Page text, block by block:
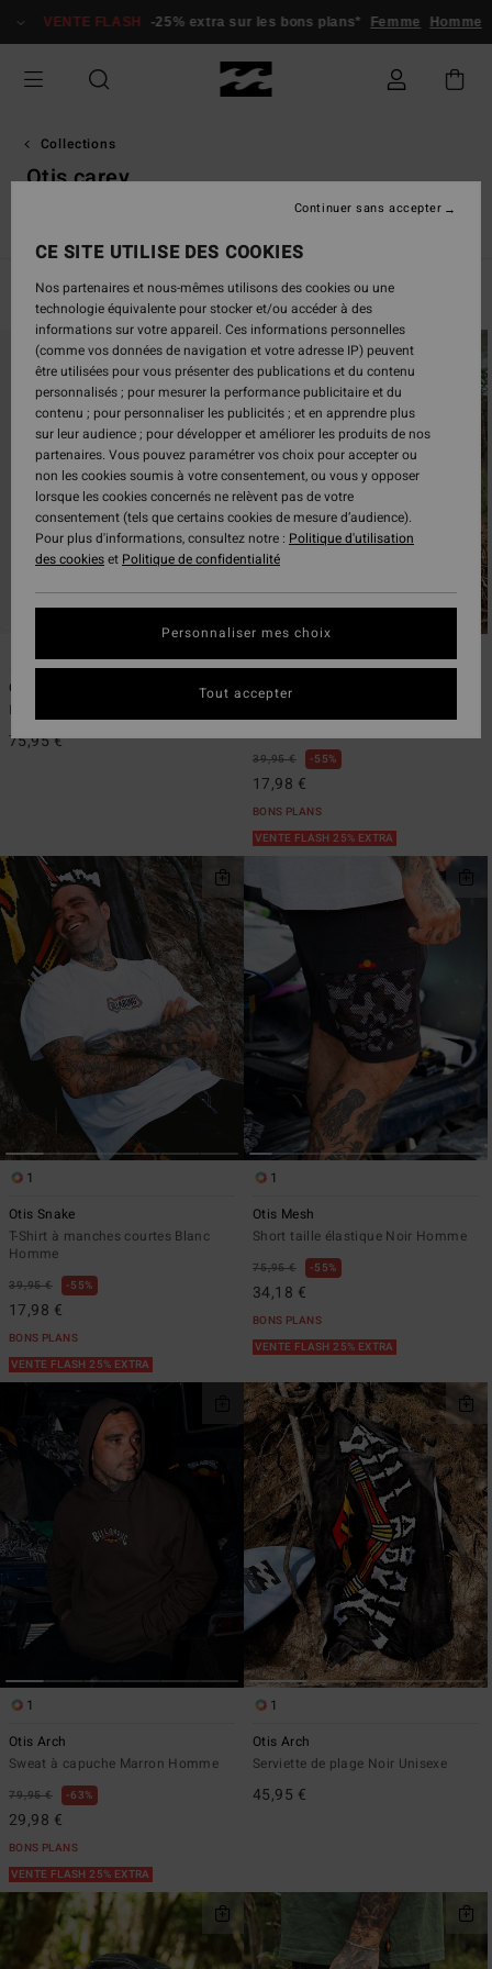
sélection
produits
VENTE FLASH -25% extra sur les bons plans* Femme Homme
Collections
Otis carey
Filtrer & Trier
Passer
critères
filtrage
recherche
Otis Sixty40 Low Tide
Boardshort Noir Homme
75,95 €
Otis Mangrove
39,95 € 55%
17,98 €
BONS PLANS
VENTE FLASH 25% EXTRA
1
Otis Snake
T-Shirt à manches courtes Blanc
Homme
39,95 € 55%
17,98 €
BONS PLANS
VENTE FLASH 25% EXTRA
1
Otis Mesh
Short taille élastique Noir Homme
75,95 € 55%
34,18 €
BONS PLANS
VENTE FLASH 25% EXTRA
1
Otis Arch
Sweat à capuche Marron Homme
79,95 € 63%
29,98 €
BONS PLANS
VENTE FLASH 25% EXTRA
1
Otis Arch
Serviette de plage Noir Unisexe
45,95 €
CE SITE UTILISE DES COOKIES
Nos partenaires et nous-mêmes utilisons des cookies ou une
technologie équivalente pour stocker et/ou accéder à des
informations sur votre appareil. Ces informations personnelles
(comme vos données de navigation et votre adresse IP) peuvent
être utilisées pour vous présenter des publications et du contenu
personnalisés ; pour mesurer la performance publicitaire et du
contenu ; pour personnaliser les publicités ; et en apprendre plus
sur leur audience ; pour développer et améliorer les produits de nos
partenaires. Vous pouvez paramétrer vos choix pour accepter ou
non les cookies soumis à votre consentement, ou vous y opposer
lorsque les cookies concernés ne relèvent pas de votre
consentement (tels que certains cookies de mesure d’audience).
Pour plus d'informations, consultez notre : Politique d'utilisation
des cookieset Politique de confidentialité
Personnaliser mes choix
Continuer sans accepter
Tout accepter